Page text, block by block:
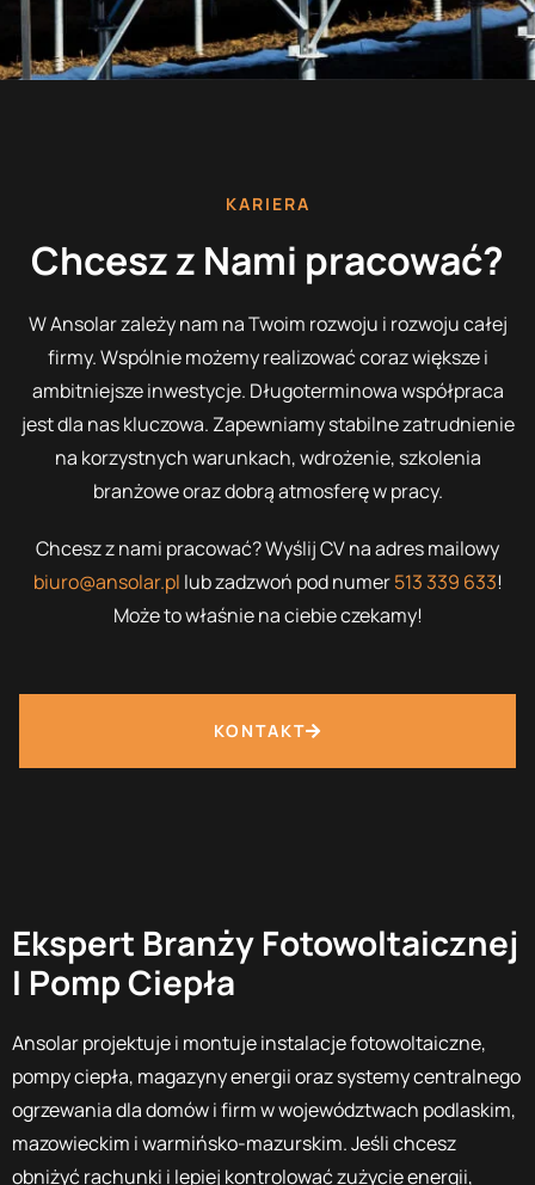
KARIERA
Chcesz z Nami pracować?
W Ansolar zależy nam na Twoim rozwoju i rozwoju całej
firmy. Wspólnie możemy realizować coraz większe i
ambitniejsze inwestycje. Długoterminowa współpraca
jest dla nas kluczowa. Zapewniamy stabilne zatrudnienie
na korzystnych warunkach, wdrożenie, szkolenia
branżowe oraz dobrą atmosferę w pracy.
Chcesz z nami pracować? Wyślij CV na adres mailowy
biuro@ansolar.pl lub zadzwoń pod numer513 339 633!
Może to właśnie na ciebie czekamy!
KONTAKT
Ekspert Branży Fotowoltaicznej
I Pomp Ciepła
Ansolar projektuje i montuje instalacje fotowoltaiczne,
pompy ciepła, magazyny energii oraz systemy centralnego
ogrzewania dla domów i firm w województwach podlaskim,
mazowieckim i warmińsko-mazurskim. Jeśli chcesz
obniżyć rachunki i lepiej kontrolować zużycie energii,